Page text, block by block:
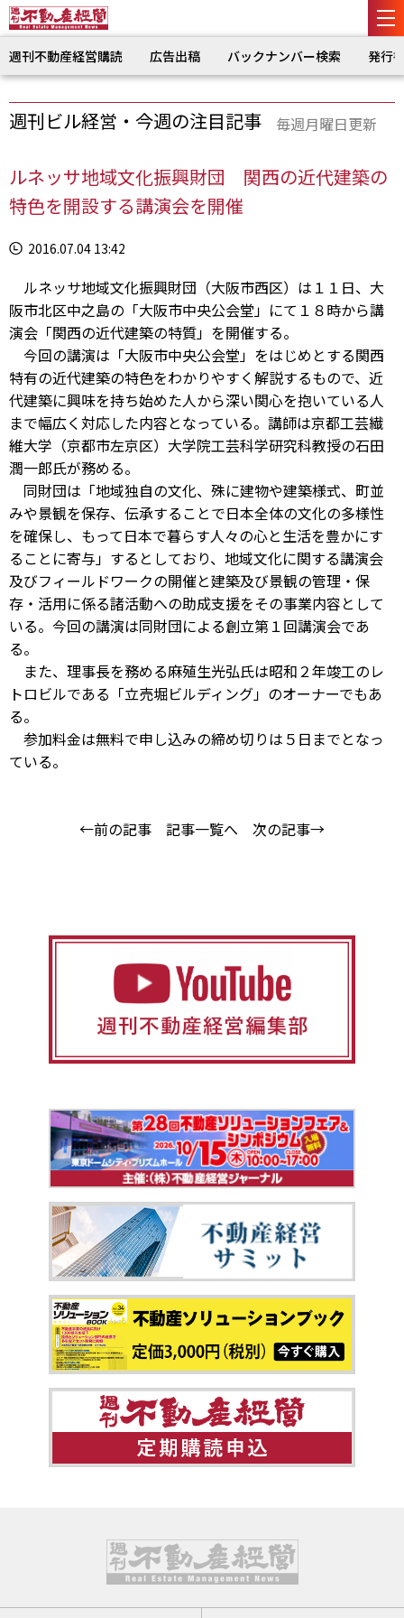
週刊不動産経営購読 広告出稿 バックナンバー検索 発行
週刊ビル経営・今週の注目記事 毎週月曜日更新
ルネッサ地域文化振興財団 関西の近代建築の
特色を開設する講演会を開催
2016.07.04 13:42
ルネッサ地域文化振興財団（大阪市西区）は１１日、大
阪市北区中之島の「大阪市中央公会堂」にて１８時から講
演会「関西の近代建築の特質」を開催する。
今回の講演は「大阪市中央公会堂」をはじめとする関西
特有の近代建築の特色をわかりやすく解説するもので、近
代建築に興味を持ち始めた人から深い関心を抱いている人
まで幅広く対応した内容となっている。講師は京都工芸繊
維大学（京都市左京区）大学院工芸科学研究科教授の石田
潤一郎氏が務める。
同財団は「地域独自の文化、殊に建物や建築様式、町並
みや景観を保存、伝承することで日本全体の文化の多様性
を確保し、もって日本で暮らす人々の心と生活を豊かにす
ることに寄与」するとしており、地域文化に関する講演会
及びフィールドワークの開催と建築及び景観の管理・保
存・活用に係る諸活動への助成支援をその事業内容として
いる。今回の講演は同財団による創立第１回講演会であ
る。
また、理事長を務める麻殖生光弘氏は昭和２年竣工のレ
トロビルである「立売堀ビルディング」のオーナーでもあ
る。
参加料金は無料で申し込みの締め切りは５日までとなっ
ている。
←前の記事 記事一覧へ 次の記事→